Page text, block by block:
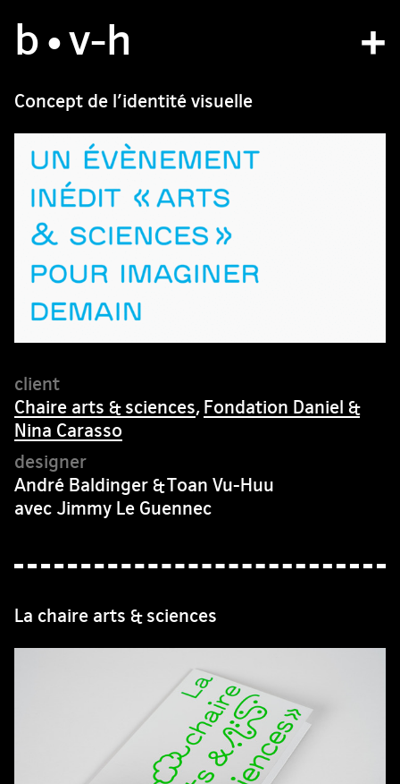
b•v-h
studio
projects
bvh type
contact
en
Concept de l’identité visuelle
Chaire arts & sciences, Fondation Daniel &
Nina Carasso
André Baldinger & Toan Vu-Huu
avec Jimmy Le Guennec
La chaire arts & sciences